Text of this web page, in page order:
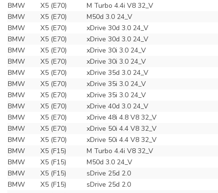
BMW
X5 (E70)
M Turbo 4.4i V8 32_V
BMW
X5 (E70)
M50d 3.0 24_V
BMW
X5 (E70)
xDrive 30d 3.0 24_V
BMW
X5 (E70)
xDrive 30d 3.0 24_V
BMW
X5 (E70)
xDrive 30i 3.0 24_V
BMW
X5 (E70)
xDrive 30i 3.0 24_V
BMW
X5 (E70)
xDrive 35d 3.0 24_V
BMW
X5 (E70)
xDrive 35i 3.0 24_V
BMW
X5 (E70)
xDrive 35i 3.0 24_V
BMW
X5 (E70)
xDrive 40d 3.0 24_V
BMW
X5 (E70)
xDrive 48i 4.8 V8 32_V
BMW
X5 (E70)
xDrive 50i 4.4 V8 32_V
BMW
X5 (E70)
xDrive 50i 4.4 V8 32_V
BMW
X5 (F15)
M Turbo 4.4i V8 32_V
BMW
X5 (F15)
M50d 3.0 24_V
BMW
X5 (F15)
sDrive 25d 2.0
BMW
X5 (F15)
sDrive 25d 2.0